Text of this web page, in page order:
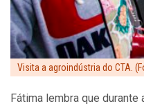
Visita a agroindústria do CTA.
Fátima lembra que